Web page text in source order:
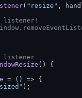
( "resize" ,
listener!
listener
( ) {
= ( ) => {
);